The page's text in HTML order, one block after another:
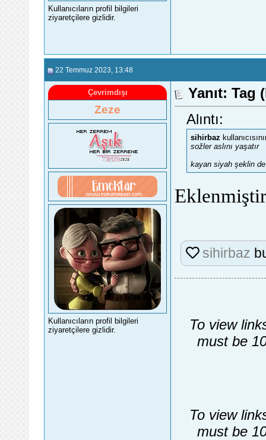
Kullanıcıların profil bilgileri
ziyaretçilere gizlidir.
22 Temmuz 2023 , 13:48
Çevrimdışı
Zeze
Kullanıcıların profil bilgileri
ziyaretçilere gizlidir.
Yanıt: Tag
Alıntı:
sihirbaz
sožler aslını yaşatır
kayan siyah şeklin de
sihirbaz
To view
must be
To view
must be